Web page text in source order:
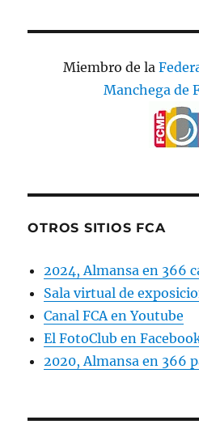
Miembro de la
Manchega de
OTROS SITIOS FCA
2024, Almansa en 366
Sala virtual de
Canal FCA en Youtube
El FotoClub en
2020, Almansa en 366